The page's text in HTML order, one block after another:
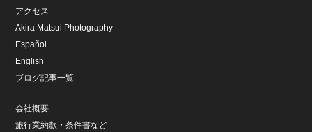
アクセス
Akira Matsui Photography
Español
English
ブログ記事一覧
会社概要
旅行業約款・条件書など